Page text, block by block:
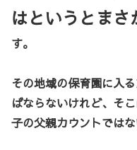
はというとまさ
す。
その地域の保育園に入
ばならないけれど、そ
子の父親カウントでは